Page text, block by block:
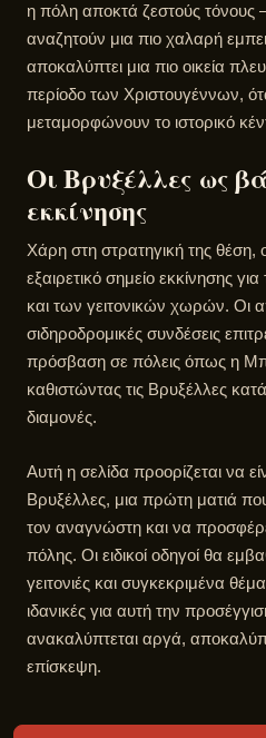
η πόλη αποκτά ζεστούς τόνους –
αναζητούν μια πιο χαλαρή
αποκαλύπτει μια πιο οικεία
περίοδο των Χριστουγέννων,
μεταμορφώνουν το ιστορικό
Οι Βρυξέλλες ως
εκκίνησης
Χάρη στη στρατηγική της θέση,
εξαιρετικό σημείο εκκίνησης
και των γειτονικών χωρών. Οι
σιδηροδρομικές συνδέσεις
πρόσβαση σε πόλεις όπως η
καθιστώντας τις Βρυξέλλες
διαμονές.
Αυτή η σελίδα προορίζεται να
Βρυξέλλες, μια πρώτη ματιά
τον αναγνώστη και να
πόλης. Οι ειδικοί οδηγοί θα
γειτονιές και συγκεκριμένα
ιδανικές για αυτή την
ανακαλύπτεται αργά,
επίσκεψη.